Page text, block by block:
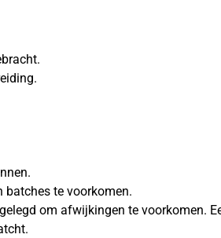
batches te voorkomen.
om afwijkingen te voorkomen.